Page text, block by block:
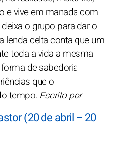
e vive em manada com
o grupo para dar o
lenda celta conta que um
toda a vida a mesma
de sabedoria
que o
tempo. Escrito por
(20 de abril – 20